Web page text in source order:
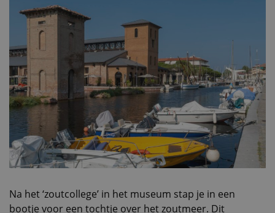
Na het ‘zoutcollege’ in het museum stap je in een
bootje voor een tochtje over het zoutmeer. Dit